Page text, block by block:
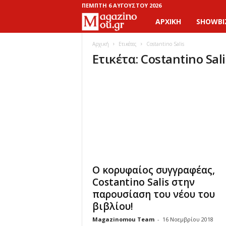
ΠΈΜΠΤΗ 6 ΑΥΓΟΎΣΤΟΥ 2026
a
g
M
o
ΑΡΧΙΚΉ
Αρχική Ετικέτες Costantino Salis
Ετικέτα: Costantino
Ο κορυφαίος συγγραφέας,
Costantino Salis στην
παρουσίαση του νέου του
βιβλίου!
Magazinomou Team - 16 Νοεμβρίου 2018